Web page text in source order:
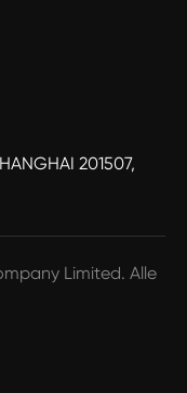
201507,
Limited. Alle